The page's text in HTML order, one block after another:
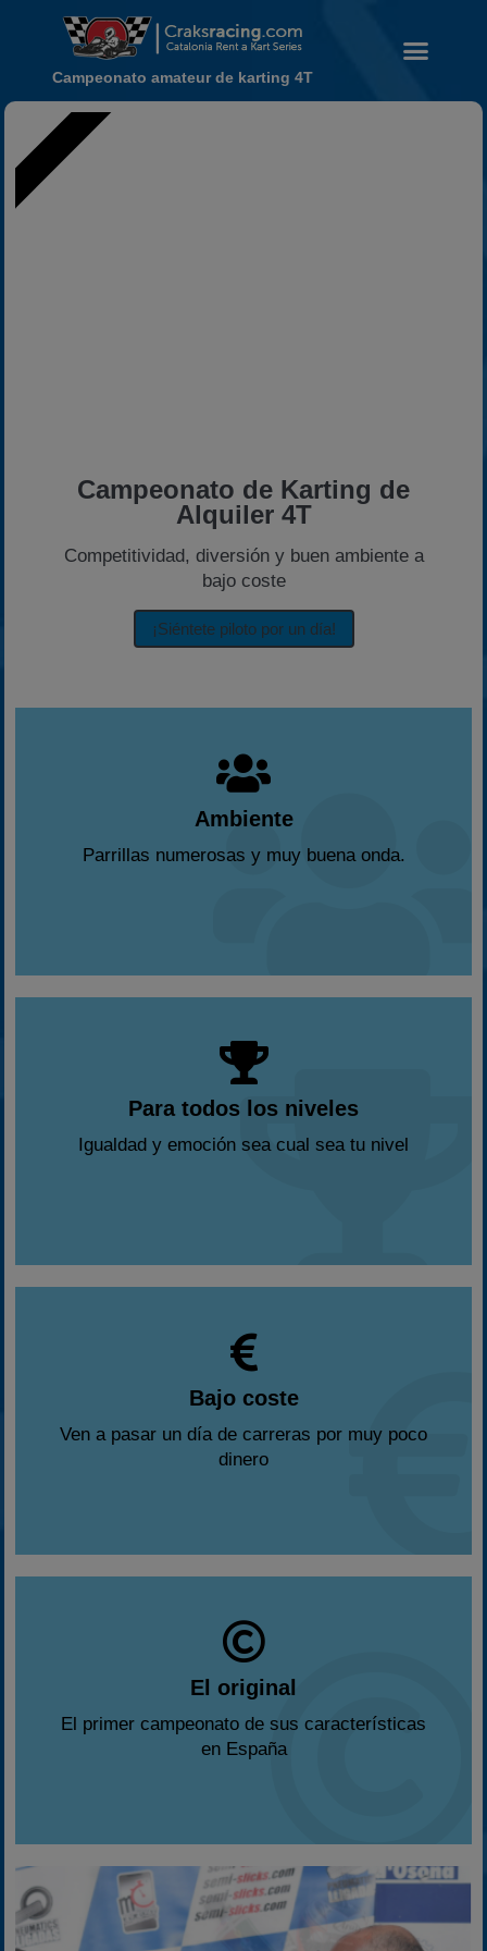
2023
2025
Preguntas Frecuentes
Campeonato amateur de karting 4T
Campeonato de Karting de
Alquiler 4T
Competitividad, diversión y buen ambiente a
bajo coste
¡Siéntete piloto por un día!
DESDE 2003
Ambiente
Parrillas numerosas y muy buena onda.
Para todos los niveles
Igualdad y emoción sea cual sea tu nivel
Bajo coste
Ven a pasar un día de carreras por muy poco
dinero
El original
El primer campeonato de sus características
en España